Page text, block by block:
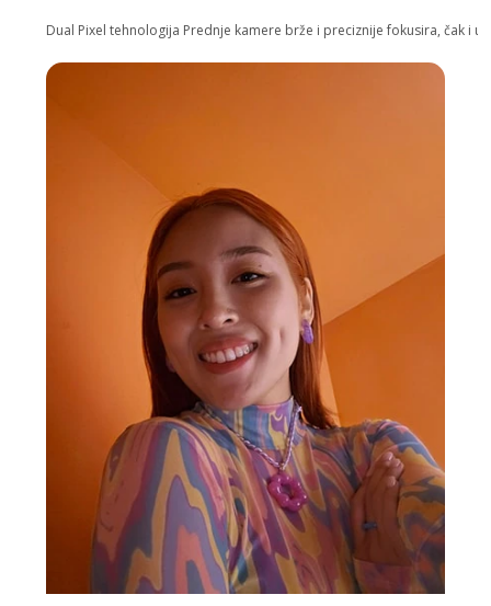
Dual Pixel tehnologija Prednje kamere brže i preciznije fokusira, čak i